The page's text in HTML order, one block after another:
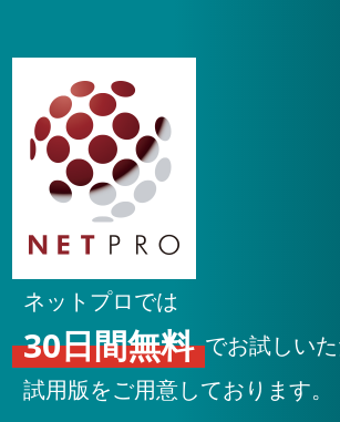
ネットプロでは
30日間無料 でお試しい
試用版をご用意しております。